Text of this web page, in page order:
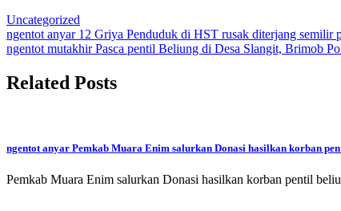
Uncategorized
Post
navigation
ngentot anyar 12 Griya Penduduk di HST rusak diterjang semilir
ngentot mutakhir Pasca pentil Beliung di Desa Slangit, Brimob
Related Posts
ngentot anyar Pemkab Muara Enim salurkan Donasi hasilkan korban
Pemkab Muara Enim salurkan Donasi hasilkan korban pentil